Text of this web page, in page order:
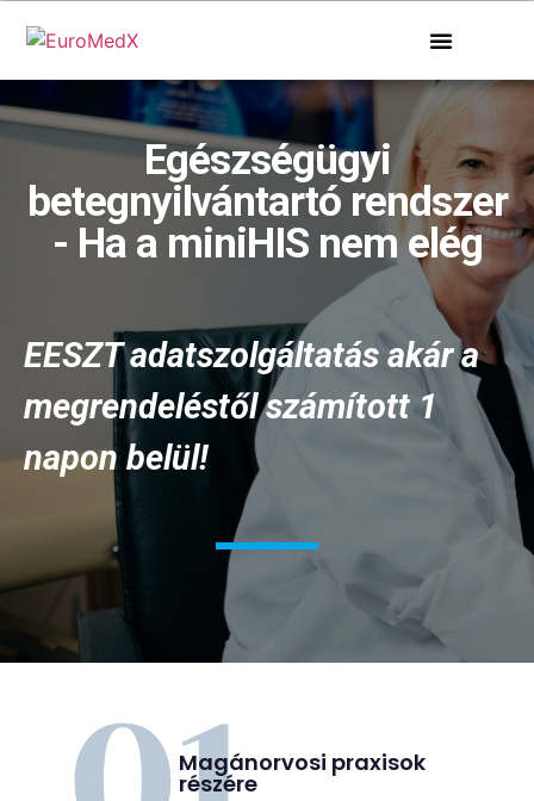
Egészségügyi
betegnyilvántartó rendszer
- Ha a miniHIS nem elég
EESZT adatszolgáltatás akár a
megrendeléstől számított 1
napon belül!
Magánorvosi praxisok
részére